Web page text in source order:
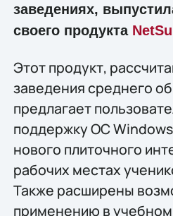
заведениях,
своего продукта
Этот продукт,
заведения среднего
предлагает
поддержку ОС
нового плиточного
рабочих местах
Также расширены
применению в